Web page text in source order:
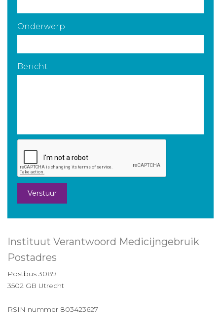
Onderwerp
Bericht
Verstuur
Instituut Verantwoord Medicijngebruik
Postadres
Postbus 3089
3502 GB Utrecht
RSIN nummer 803423627